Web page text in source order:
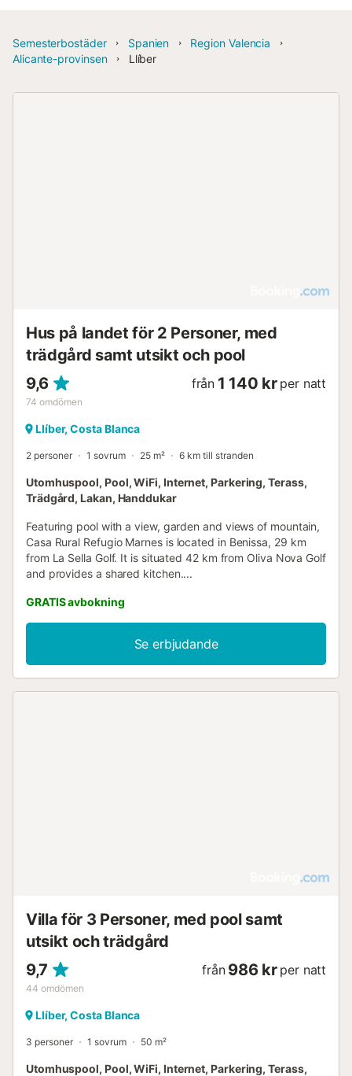
Semesterbostäder Spanien
Region Valencia
Alicante-provinsen
Llíber
Hus på landet för 2 Personer, med
trädgård samt utsikt och pool
9,6
74 omdömen
från 1 140 kr per natt
Llíber, Costa Blanca
2 personer 1 sovrum 25 m² 6 km till stranden
Utomhuspool, Pool, WiFi, Internet, Parkering, Terass,
Trädgård, Lakan, Handdukar
Featuring pool with a view, garden and views of mountain,
Casa Rural Refugio Marnes is located in Benissa, 29 km
from La Sella Golf. It is situated 42 km from Oliva Nova Golf
and provides a shared kitchen....
GRATIS avbokning
Se erbjudande
Villa för 3 Personer, med pool samt
utsikt och trädgård
9,7
44 omdömen
från 986 kr per natt
Llíber, Costa Blanca
3 personer 1 sovrum 50 m²
Utomhuspool, Pool, WiFi, Internet, Parkering, Terass,